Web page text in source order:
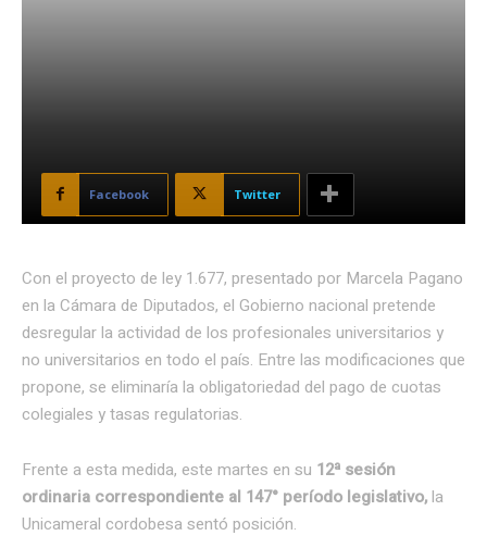
Facebook Twitter
Con el proyecto de ley 1.677, presentado por Marcela Pagano
en la Cámara de Diputados, el Gobierno nacional pretende
desregular la actividad de los profesionales universitarios y
no universitarios en todo el país. Entre las modificaciones que
propone, se eliminaría la obligatoriedad del pago de cuotas
colegiales y tasas regulatorias.
Frente a esta medida, este martes en su 12ª sesión
ordinaria correspondiente al 147° período legislativo, la
Unicameral cordobesa sentó posición.